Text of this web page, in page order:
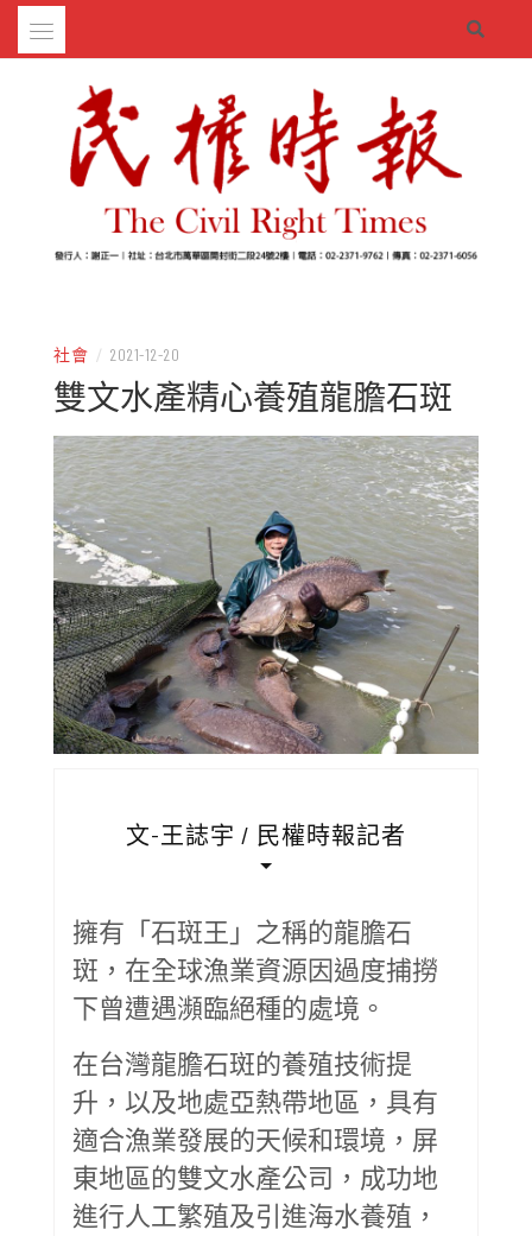
Skip
社會 / 2021-12-20
雙文水產精心養殖龍膽石斑
文-王誌宇 / 民權時報記者
擁有「石斑王」之稱的龍膽石
斑，在全球漁業資源因過度捕撈
下曾遭遇瀕臨絕種的處境。
在台灣龍膽石斑的養殖技術提
升，以及地處亞熱帶地區，具有
適合漁業發展的天候和環境，屏
東地區的雙文水產公司，成功地
進行人工繁殖及引進海水養殖，